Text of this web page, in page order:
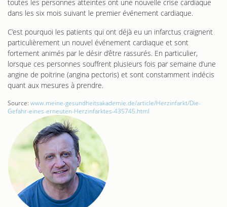
toutes les personnes atteintes ont une nouvelle crise cardiaque
dans les six mois suivant le premier événement cardiaque.
C’est pourquoi les patients qui ont déjà eu un infarctus craignent
particulièrement un nouvel événement cardiaque et sont
fortement animés par le désir d’être rassurés. En particulier,
lorsque ces personnes souffrent plusieurs fois par semaine d’une
angine de poitrine (angina pectoris) et sont constamment indécis
quant aux mesures à prendre.
Source: www.meine-gesundheitsakademie.de/article/Herzinfarkt/Die-
Gefahr-eines-erneuten-Herzinfarktes-435745.html